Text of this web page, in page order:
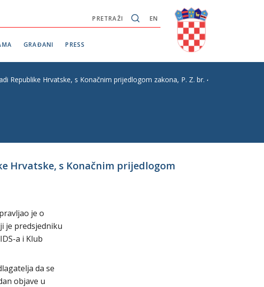
EN
PRETRAŽI
GRAĐANI PRESS
Republike Hrvatske, s Konačnim prijedlogom zakona, P. Z. br. 4
Hrvatske, s Konačnim prijedlogom
je o
je predsjedniku
a i Klub
da se
objave u